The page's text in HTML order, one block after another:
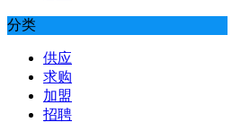
分类
供应
求购
加盟
招聘